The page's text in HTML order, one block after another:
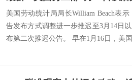
美国劳动统计局局长William Beach表
告发布方式调整进一步推迟至3月14日
布第二次推迟公告。 早在1月16日，美